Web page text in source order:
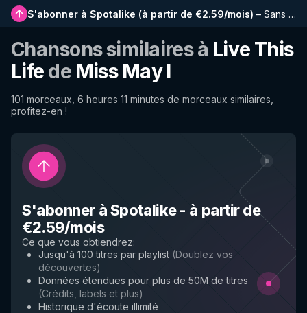
S'abonner à Spotalike (à partir de €2.59/mois) – Sans publicité, playlists plus longues, historique complet et accès anticipé aux nouvelles fonctionnalités
Chansons similaires à Live This
Life de Miss May I
101 morceaux, 6 heures 11 minutes de morceaux similaires,
profitez-en !
S'abonner à Spotalike- à partir de
€2.59/mois
Ce que vous obtiendrez:
Jusqu'à 100 titres par playlist (Doublez vos
découvertes)
Données étendues pour plus de 50M de titres
(Crédits, labels et plus)
Historique d'écoute illimité